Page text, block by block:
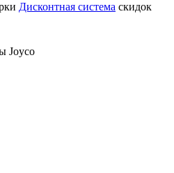
Дисконтная система скидок
Joyco